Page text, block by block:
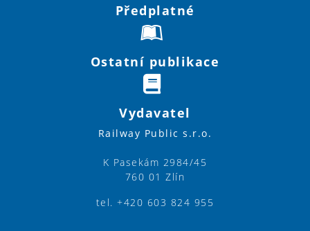
Předplatné
Ostatní publikace
Vydavatel
Railway Public s.r.o.
K Pasekám 2984/45
760 01 Zlín
tel. +420 603 824 955